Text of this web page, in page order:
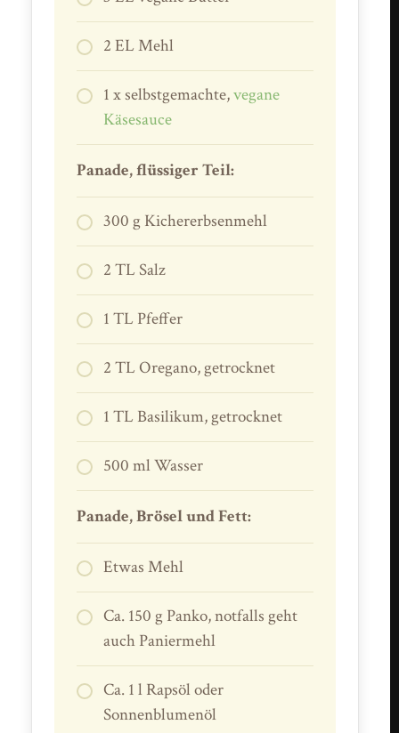
2 EL Mehl
1 x selbstgemachte,vegane
Käsesauce
Panade, flüssiger Teil:
300 g Kichererbsenmehl
2 TL Salz
1 TL Pfeffer
2 TL Oregano, getrocknet
1 TL Basilikum, getrocknet
500 ml Wasser
Panade, Brösel und Fett:
Etwas Mehl
Ca. 150 g Panko, notfalls geht
auch Paniermehl
Ca. 1 l Rapsöl oder
Sonnenblumenöl